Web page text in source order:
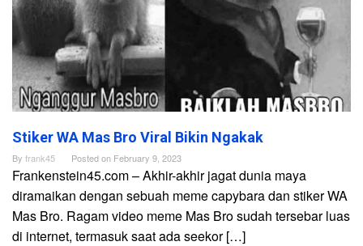
Stiker WA Mas Bro Viral Bikin Ngakak
By frank45 Posted on February 9, 2023
Frankenstein45.com – Akhir-akhir jagat dunia maya
diramaikan dengan sebuah meme capybara dan stiker WA
Mas Bro. Ragam video meme Mas Bro sudah tersebar luas
di internet, termasuk saat ada seekor […]